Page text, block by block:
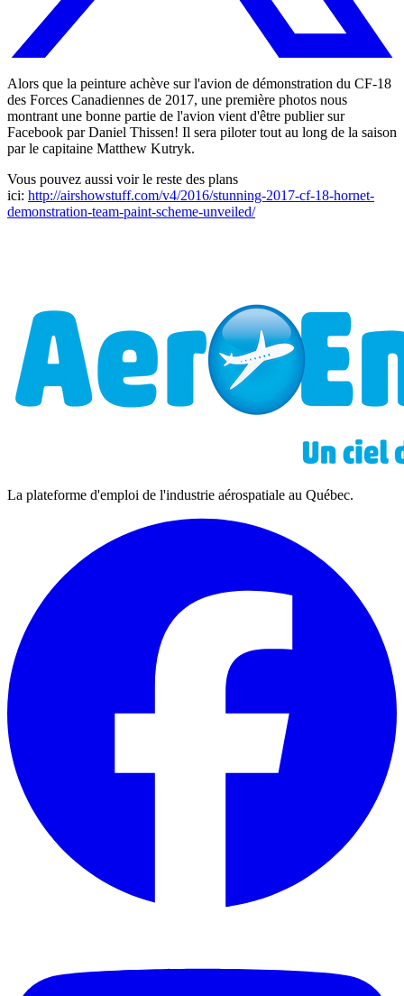
Alors que la peinture achève sur l'avion de démonstration du CF-18
des Forces Canadiennes de 2017, une première photos nous
montrant une bonne partie de l'avion vient d'être publier sur
Facebook par Daniel Thissen! Il sera piloter tout au long de la saison
par le capitaine Matthew Kutryk.
Vous pouvez aussi voir le reste des plans
ici: http://airshowstuff.com/v4/2016/stunning-2017-cf-18-hornet-
demonstration-team-paint-scheme-unveiled/
La plateforme d'emploi de l'industrie aérospatiale au Québec.